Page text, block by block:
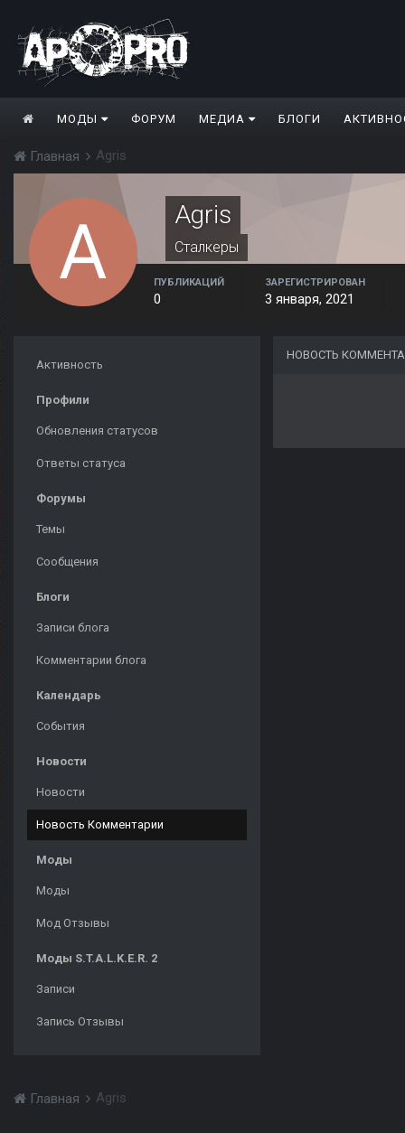
МОДЫ ФОРУМ МЕДИА БЛОГИ
Главная Agris
Agris
Сталкеры
ПУБЛИКАЦИЙ
0
ЗАРЕГИСТРИРОВАН
3 января, 2021
Активность
Профили
Обновления статусов
Ответы статуса
Форумы
Темы
Сообщения
Блоги
Записи блога
Комментарии блога
Календарь
События
Новости
Новости
Новость Комментарии
Моды
Моды
Мод Отзывы
Моды S.T.A.L.K.E.R. 2
Записи
Запись Отзывы
НОВОСТЬ
Главная Agris